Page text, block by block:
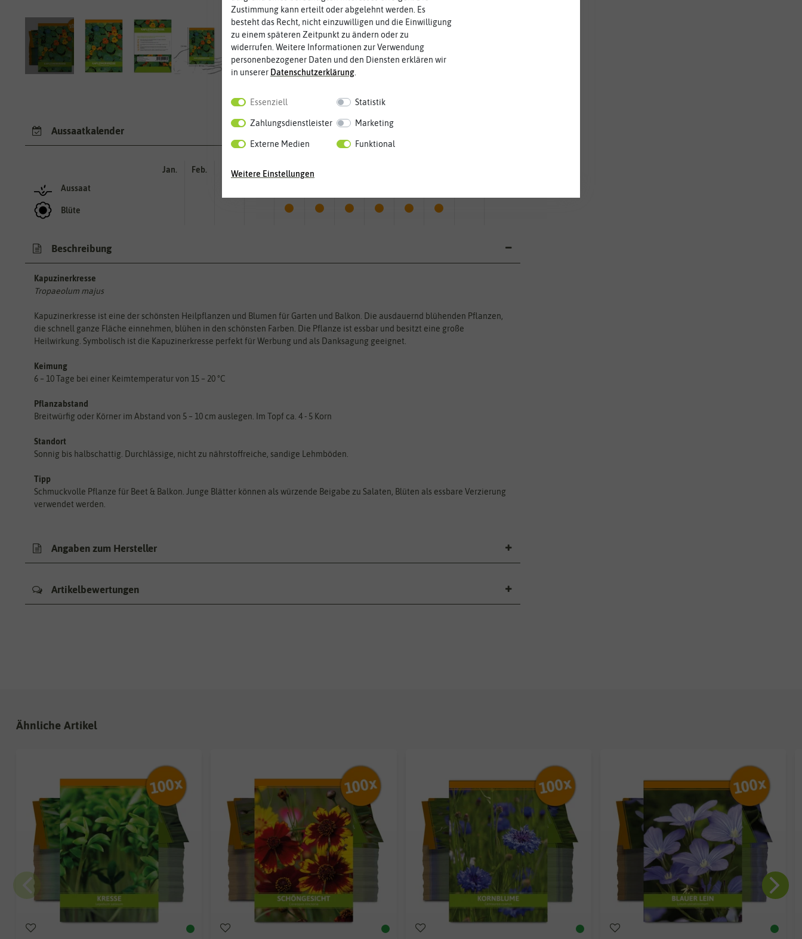
Blütenfarbe
orange
Wie ist die Blüte eingefärbt? Kann
auch mehrfarbig sein.
Aussaatkalender
Aussaat
Blüte
Jan. Feb. Mär. Apr. Mai
Beschreibung
Kapuzinerkresse
Tropaeolum majus
Kapuzinerkresse ist eine der schönsten Heilpflanzen und Blumen für Garten und Balkon. Die ausdauernd blühenden Pflanzen,
die schnell ganze Fläche einnehmen, blühen in den schönsten Farben. Die Pflanze ist essbar und besitzt eine große
Heilwirkung. Symbolisch ist die Kapuzinerkresse perfekt für Werbung und als Danksagung geeignet.
Keimung
6 – 10 Tage bei einer Keimtemperatur von 15 – 20 °C
Pflanzabstand
Breitwürfig oder Körner im Abstand von 5 – 10 cm auslegen. Im Topf ca. 4 - 5 Korn
Standort
Sonnig bis halbschattig. Durchlässige, nicht zu nährstoffreiche, sandige Lehmböden.
Tipp
Schmuckvolle Pflanze für Beet & Balkon. Junge Blätter können als würzende Beigabe zu Salaten, Blüten als essbare Verzierung
verwendet werden.
Angaben zum Hersteller
Artikelbewertungen
Ähnliche Artikel
Zustimmung kann erteilt oder abgelehnt werden. Es
besteht das Recht, nicht einzuwilligen und die Einwilligung
zu einem späteren Zeitpunkt zu ändern oder zu
widerrufen. Weitere Informationen zur Verwendung
personenbezogener Daten und den Diensten erklären wir
in unserer Daten­schutz­erklärung
Essenziell Statistik
Zahlungsdienstleister Marketing
Externe Medien Funktional
Weitere Einstellungen